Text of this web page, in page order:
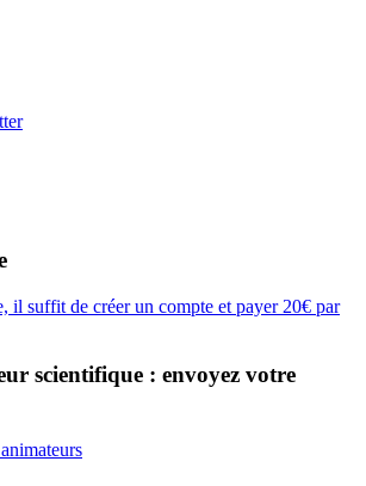
il suffit de créer un compte et payer 20€ par
scientifique : envoyez votre